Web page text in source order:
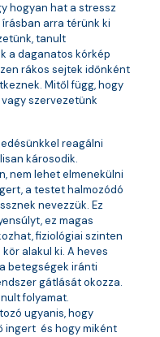
hogyan hat a stressz
arra térünk ki
tanult
a daganatos kórkép
rákos sejtek időnként
Mitől függ, hogy
szervezetünk
reagálni
károsodik.
nem lehet elmenekülni
a testet halmozódó
nevezzük. Ez
ez magas
fiziológiai szinten
alakul ki. A heves
betegségek iránti
gátlását okozza.
folyamat.
ugyanis, hogy
ingert és hogy miként